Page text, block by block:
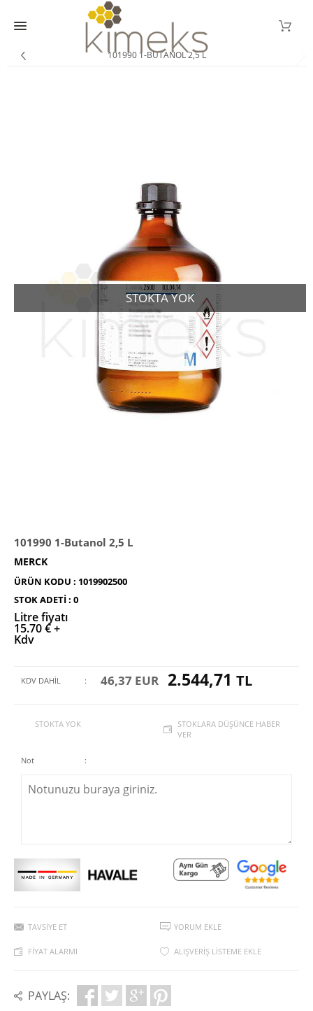
101990 1-BUTANOL 2,5 L
STOKTA YOK
101990 1-Butanol 2,5 L
MERCK
ÜRÜN KODU : 1019902500
STOK ADETI : 0
Litre fiyatı
15.70 € +
Kdv
KDV DAHİL : 46,37 EUR 2.544,71 TL
STOKTA YOK
STOKLARA DÜŞÜNCE HABER
VER
Not :
TAVSIYE ET YORUM EKLE
FIYAT ALARMI ALIŞVERIŞ LISTEME EKLE
PAYLAŞ: